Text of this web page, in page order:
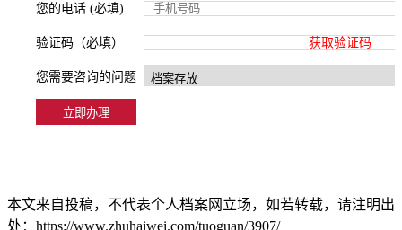
您的电话 (必填)
验证码（必填） 获取验证码
您需要咨询的问题
本文来自投稿，不代表个人档案网立场，如若转载，请注明出
处：https://www.zhuhaiwei.com/tuoguan/3907/